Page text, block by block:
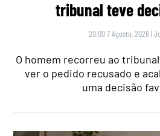
tribunal teve
20:00 7 Agosto, 2026 |
O homem recorreu ao
ver o pedido recusado e
uma decisão